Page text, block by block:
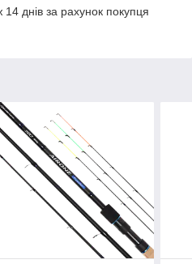
днів за рахунок покупця